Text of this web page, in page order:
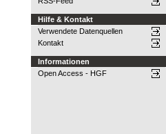
Hilfe & Kontakt
Verwendete Datenquellen
Kontakt
Informationen
Open Access - HGF